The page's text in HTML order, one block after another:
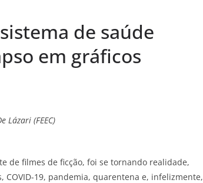
de saúde
em gráficos
Lázari (FEEC)
de filmes de ficção, foi se tornando realidade,
19, pandemia, quarentena e, infelizmente,